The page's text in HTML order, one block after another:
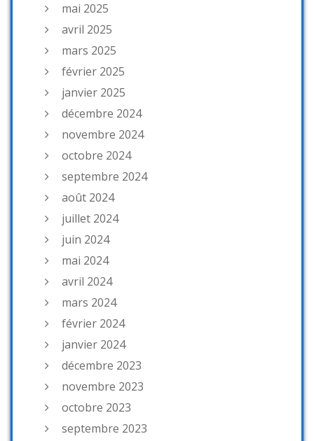
mai 2025
avril 2025
mars 2025
février 2025
janvier 2025
décembre 2024
novembre 2024
octobre 2024
septembre 2024
août 2024
juillet 2024
juin 2024
mai 2024
avril 2024
mars 2024
février 2024
janvier 2024
décembre 2023
novembre 2023
octobre 2023
septembre 2023